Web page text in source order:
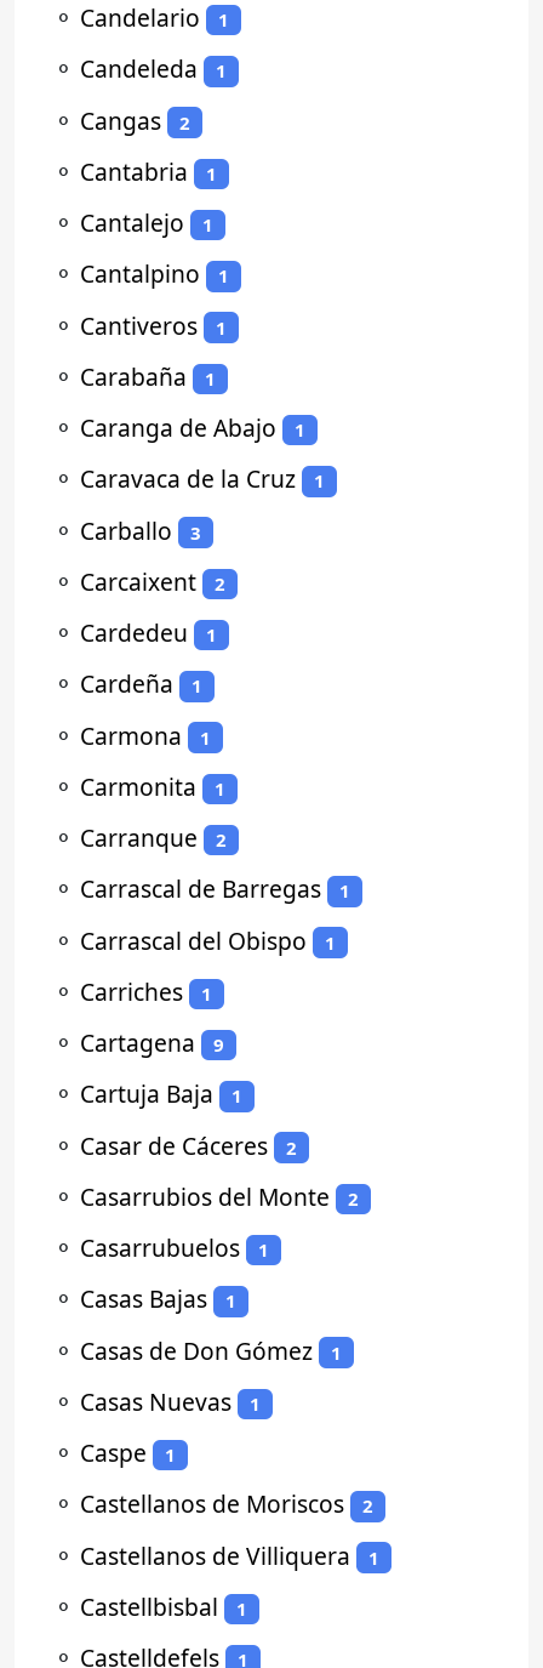
⚬ Candelario 1
⚬ Candeleda 1
⚬ Cangas 2
⚬ Cantabria 1
⚬ Cantalejo 1
⚬ Cantalpino 1
⚬ Cantiveros 1
⚬ Carabaña 1
⚬ Caranga de Abajo 1
⚬ Caravaca de la Cruz 1
⚬ Carballo 3
⚬ Carcaixent 2
⚬ Cardedeu 1
⚬ Cardeña 1
⚬ Carmona 1
⚬ Carmonita 1
⚬ Carranque 2
⚬ Carrascal de Barregas 1
⚬ Carrascal del Obispo 1
⚬ Carriches 1
⚬ Cartagena 9
⚬ Cartuja Baja 1
⚬ Casar de Cáceres 2
⚬ Casarrubios del Monte 2
⚬ Casarrubuelos 1
⚬ Casas Bajas 1
⚬ Casas de Don Gómez 1
⚬ Casas Nuevas 1
⚬ Caspe 1
⚬ Castellanos de Moriscos 2
⚬ Castellanos de Villiquera 1
⚬ Castellbisbal 1
⚬ Castelldefels 1